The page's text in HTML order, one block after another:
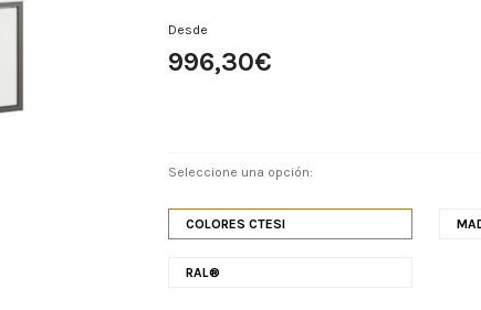
Desde
996,30€
Seleccione una opción:
COLORES CTESI
RAL®